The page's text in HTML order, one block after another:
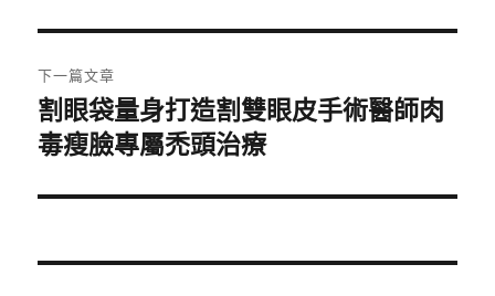
覽
文
章:
下一篇文章
下
一
文
割眼袋量身打造割雙眼皮手術醫師肉
毒瘦臉專屬禿頭治療